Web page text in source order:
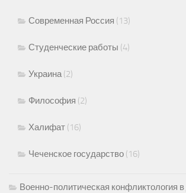
Современная Россия (13)
Студенческие работы (4)
Украина(2)
Философия (2)
Халифат (16)
Чеченское государство (16)
Военно-политическая конфликтология